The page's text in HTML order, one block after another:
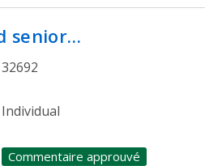
senior…
32692
Individual
Commentaire approuvé